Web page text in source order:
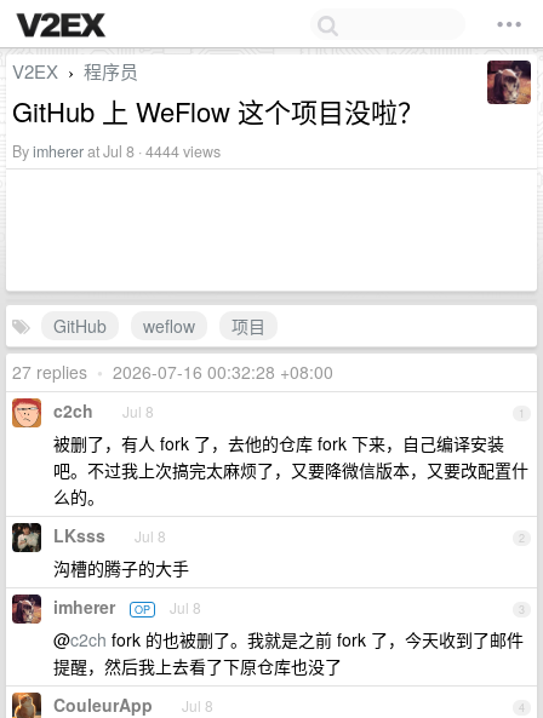
V2EX › 程序员
GitHub 上 WeFlow 这个项目没啦？
Byimhererat Jul 8 · 4444 views
GitHub weflow
项目
27 replies • 2026-07-16 00:32:28 +08:00
1
c2ch Jul 8
被删了，有人 fork 了，去他的仓库 fork 下来，自己编译安装
吧。不过我上次搞完太麻烦了，又要降微信版本，又要改配置什
么的。
2
LKsss Jul 8
沟槽的腾子的大手
3
imherer OP Jul 8
@c2ch fork 的也被删了。我就是之前 fork 了，今天收到了邮件
提醒，然后我上去看了下原仓库也没了
4
CouleurApp Jul 8